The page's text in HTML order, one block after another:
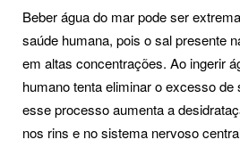
Beber água do mar pode ser
saúde humana, pois o sal presente
em altas concentrações. Ao ingerir
humano tenta eliminar o excesso de
esse processo aumenta a
nos rins e no sistema nervoso